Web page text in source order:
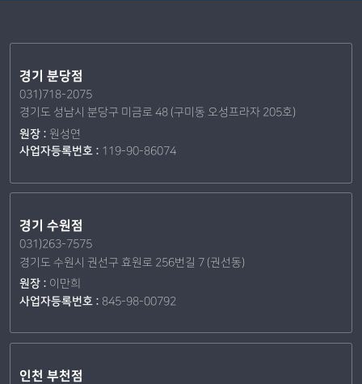
경기 분당점
031)718-2075
경기도 성남시 분당구 미금로 48 (구미동 오성프라자 205호)
원장 : 원성연
사업자등록번호 : 119-90-86074
경기 수원점
031)263-7575
경기도 수원시 권선구 효원로 256번길 7 (권선동)
원장 : 이만희
사업자등록번호 : 845-98-00792
인천 부천점